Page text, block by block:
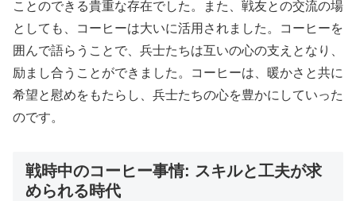
ことのできる貴重な存在でした。また、戦友との交流の場
としても、コーヒーは大いに活用されました。コーヒーを
囲んで語らうことで、兵士たちは互いの心の支えとなり、
励まし合うことができました。コーヒーは、暖かさと共に
希望と慰めをもたらし、兵士たちの心を豊かにしていった
のです。
戦時中のコーヒー事情: スキルと工夫が求
められる時代